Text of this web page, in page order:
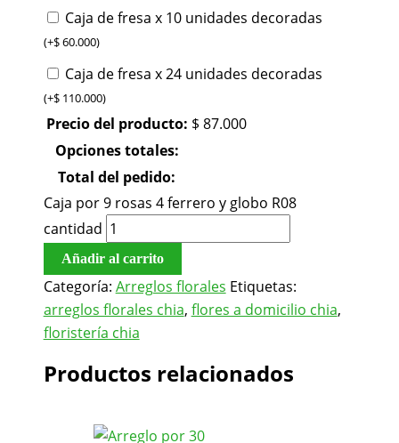
Caja de fresa x 10 unidades decoradas
(+$60.000)
Caja de fresa x 24 unidades decoradas
(+$110.000)
Precio del producto: $ 87.000
Opciones totales:
Total del pedido:
Caja por 9 rosas 4 ferrero y globo R08
cantidad
Añadir al carrito
Categoría: Arreglos florales Etiquetas:
arreglos florales chia, flores a domicilio chia,
floristería chia
Productos relacionados